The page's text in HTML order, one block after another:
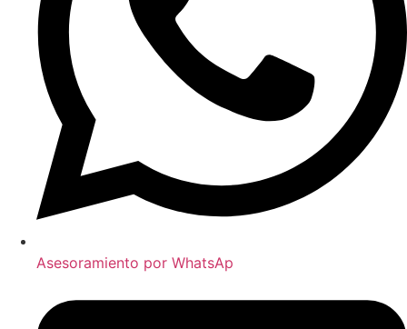
Asesoramiento por WhatsAp